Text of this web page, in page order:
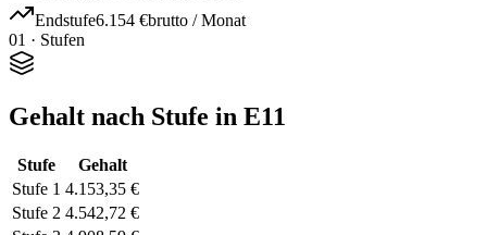
Endstufe6.154 €brutto / Monat
01 · Stufen
Gehalt nach Stufe in E11
Stufe
Gehalt
Stufe 1 4.153,35 €
Stufe 2 4.542,72 €